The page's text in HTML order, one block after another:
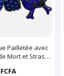
Pailletée avec
Mort et Strass
FCFA